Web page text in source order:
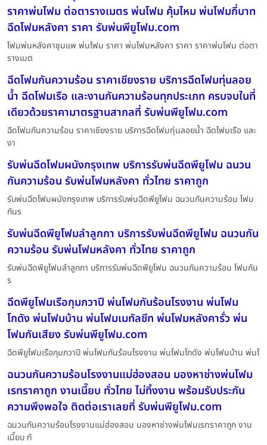
ราคาพ่นโฟม ต่อตารางเมตร พ่นโฟม คุ้มไหม พ่นโฟมกี่บาท
ฉีดโฟมหลังคา ราคา รับพ่นพียูโฟม.com
โฟมพ่นหลังคาชุมแพ พ่นโฟม ราคา พ่นโฟมหลังคา ราคา ราคาพ่นโฟม ต่อตา
รางเมต
ฉีดโฟมกันความร้อน ราคาเชียงราย บริการฉีดโฟมทุ่นลอย
น้ำ ฉีดโฟมเรือ และงานกันความร้อนทุกประเภท ครบจบในที่
เดียวด้วยราคามาตรฐานสากลที่ รับพ่นพียูโฟม.com
ฉีดโฟมกันความร้อน ราคาเชียงราย บริการฉีดโฟมทุ่นลอยน้ำ ฉีดโฟมเรือ และ
งา
รับพ่นฉีดโฟมผนังกรุงเทพ บริการรับพ่นฉีดพียูโฟม ฉนวน
กันความร้อน รับพ่นโฟมหลังคา ทั่วไทย ราคาถูก
รับพ่นฉีดโฟมผนังกรุงเทพ บริการรับพ่นฉีดพียูโฟม ฉนวนกันความร้อน โฟม
กันร
รับพ่นฉีดพียูโฟมลำลูกกา บริการรับพ่นฉีดพียูโฟม ฉนวนกัน
ความร้อน รับพ่นโฟมหลังคา ทั่วไทย ราคาถูก
รับพ่นฉีดพียูโฟมลำลูกกา บริการรับพ่นฉีดพียูโฟม ฉนวนกันความร้อน โฟมกัน
ร
ฉีดพียูโฟมเรือกุมภวาปี พ่นโฟมกันร้อนโรงงาน พ่นโฟม
โกดัง พ่นโฟมบ้าน พ่นโฟมเมทัลชีท พ่นโฟมหลังคารั่ว พ่น
โฟมกันเสียง รับพ่นพียูโฟม.com
ฉีดพียูโฟมเรือกุมภวาปี พ่นโฟมกันร้อนโรงงาน พ่นโฟมโกดัง พ่นโฟมบ้าน พ่นโ
ฉนวนกันความร้อนโรงงานแม่ฮ่องสอน มองหาช่างพ่นโฟม
เรทราคาถูก งานเนี๊ยบ ทั่วไทย ไม่ทิ้งงาน พร้อมรับประกัน
ความพึงพอใจ ติดต่อเราเลยที่ รับพ่นพียูโฟม.com
ฉนวนกันความร้อนโรงงานแม่ฮ่องสอน มองหาช่างพ่นโฟมเรทราคาถูก งาน
เนี๊ยบ ทั